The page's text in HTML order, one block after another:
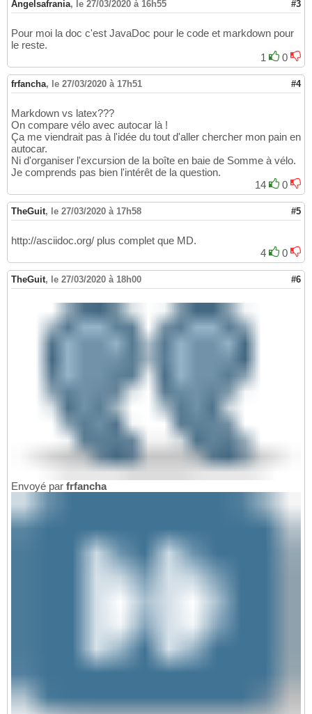
Angelsafrania, le 27/03/2020 à 16h55 #3
Pour moi la doc c'est JavaDoc pour le code et markdown pour
le reste.
1
0
frfancha, le 27/03/2020 à 17h51 #4
Markdown vs latex???
On compare vélo avec autocar là !
Ça me viendrait pas à l'idée du tout d'aller chercher mon pain en
autocar.
Ni d'organiser l'excursion de la boîte en baie de Somme à vélo.
Je comprends pas bien l'intérêt de la question.
14
0
TheGuit, le 27/03/2020 à 17h58 #5
http://asciidoc.org/ plus complet que MD.
4
0
TheGuit, le 27/03/2020 à 18h00 #6
Envoyé par frfancha